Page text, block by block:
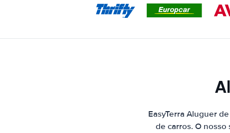
EasyTerra Aluguer
de carros. O